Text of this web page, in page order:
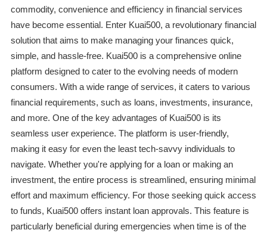
commodity, convenience and efficiency in financial services
have become essential. Enter Kuai500, a revolutionary financial
solution that aims to make managing your finances quick,
simple, and hassle-free. Kuai500 is a comprehensive online
platform designed to cater to the evolving needs of modern
consumers. With a wide range of services, it caters to various
financial requirements, such as loans, investments, insurance,
and more. One of the key advantages of Kuai500 is its
seamless user experience. The platform is user-friendly,
making it easy for even the least tech-savvy individuals to
navigate. Whether you're applying for a loan or making an
investment, the entire process is streamlined, ensuring minimal
effort and maximum efficiency. For those seeking quick access
to funds, Kuai500 offers instant loan approvals. This feature is
particularly beneficial during emergencies when time is of the